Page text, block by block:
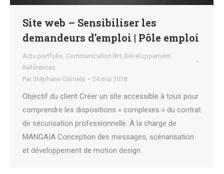
Site web – Sensibiliser les
demandeurs d’emploi | Pôle emploi
Actu portfolio, Communication RH, Développement,
Références
Par Stéphane Calmels 24 mai 2018
Objectif du client Créer un site accessible à tous pour
comprendre les dispositions « complexes » du contrat
de sécurisation professionnelle. À la charge de
MANGAIA Conception des messages, scénarisation
et développement de motion design.